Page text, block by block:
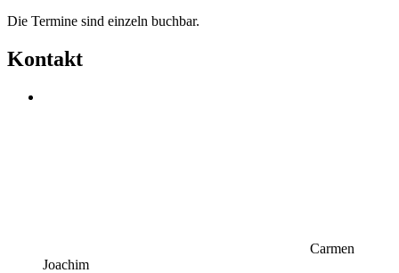
Die Termine sind einzeln buchbar.
Kontakt
Carmen
Joachim